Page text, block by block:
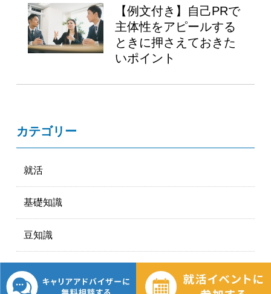
【例文付き】自己PRで
主体性をアピールする
ときに押さえておきた
いポイント
カテゴリー
就活
基礎知識
豆知識